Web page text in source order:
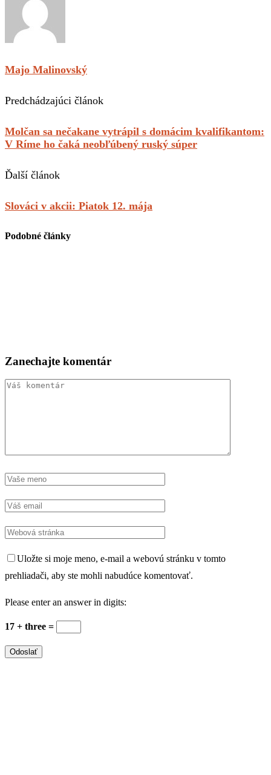
Majo Malinovský
Predchádzajúci článok
Molčan sa nečakane vytrápil s domácim kvalifikantom:
V Ríme ho čaká neobľúbený ruský súper
Ďalší článok
Slováci v akcii: Piatok 12. mája
Podobné články
Zanechajte komentár
Uložte si moje meno, e-mail a webovú stránku v tomto
prehliadači, aby ste mohli nabudúce komentovať.
Please enter an answer in digits:
17 + three =